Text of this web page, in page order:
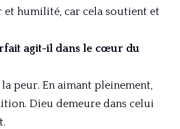
et humilité, car cela soutient et
agit-il dans le cœur du
peur. En aimant pleinement,
Dieu demeure dans celui